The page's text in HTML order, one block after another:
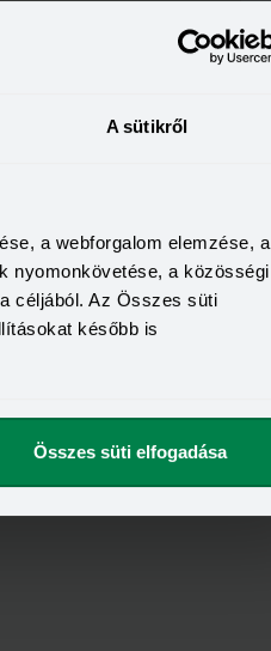
A sütikről
a webforgalom elemzése, a
nyomonkövetése, a közösségi
céljából. Az Összes süti
később is
Összes süti elfogadása